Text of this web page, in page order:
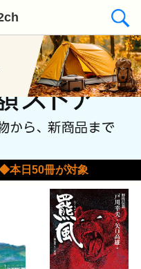
本日50冊が対象